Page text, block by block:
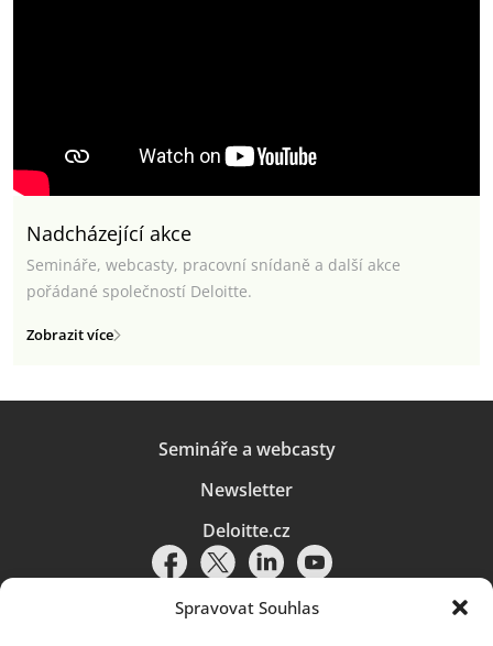
Spravovat Souhlas
Nadcházející akce
Semináře, webcasty, pracovní snídaně a další akce
pořádané společností Deloitte.
Zobrazit více
Semináře a webcasty
Newsletter
Deloitte.cz